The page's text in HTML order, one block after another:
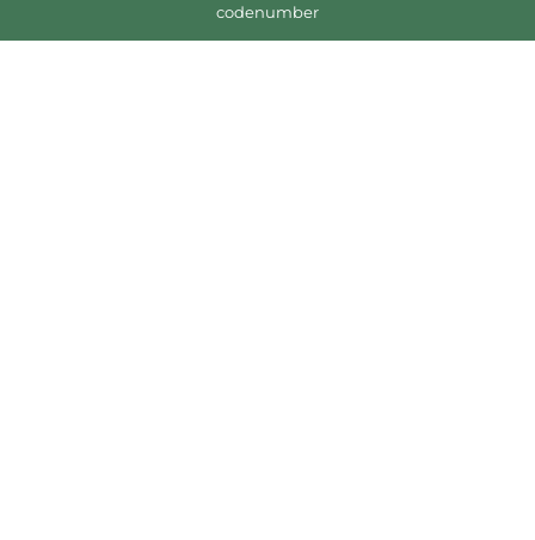
codenumber